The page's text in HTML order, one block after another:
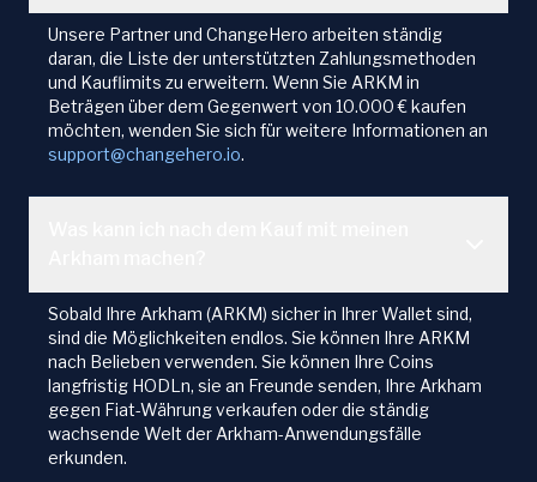
Unsere Partner und ChangeHero arbeiten ständig
daran, die Liste der unterstützten Zahlungsmethoden
und Kauflimits zu erweitern. Wenn Sie ARKM in
Beträgen über dem Gegenwert von 10.000 € kaufen
möchten, wenden Sie sich für weitere Informationen an
support@changehero.io.
Sobald Ihre Arkham (ARKM) sicher in Ihrer Wallet sind,
sind die Möglichkeiten endlos. Sie können Ihre ARKM
nach Belieben verwenden. Sie können Ihre Coins
langfristig HODLn, sie an Freunde senden, Ihre Arkham
gegen Fiat-Währung verkaufen oder die ständig
wachsende Welt der Arkham-Anwendungsfälle
erkunden.